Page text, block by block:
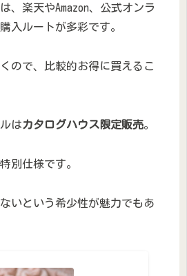
、楽天やAmazon、公式オンラ
入ルートが多彩です。
ので、比較的お得に買えるこ
はカタログハウス限定販売。
別仕様です。
いという希少性が魅力でもあ